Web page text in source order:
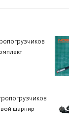
шарнир